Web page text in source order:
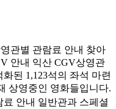
관별 관람료 안내 찾아
안내 익산 CGV상영관
된 1,123석의 좌석 마련
상영중인 영화들입니다.
안내 일반관과 스페셜